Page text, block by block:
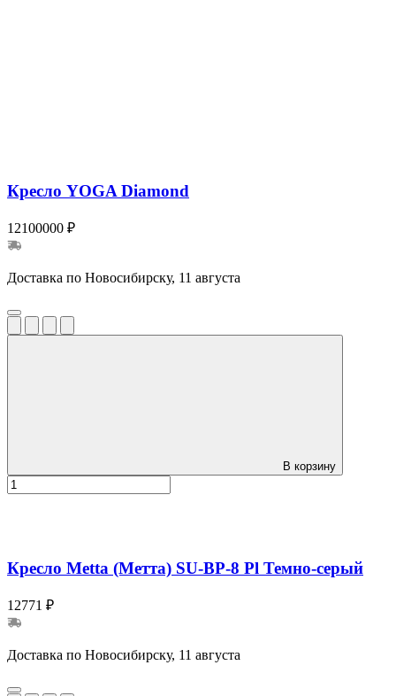
Кресло YOGA Diamond
12100000 ₽
Доставка по Новосибирску, 11 августа
В корзину
Кресло Metta (Метта) SU-BP-8 Pl Темно-серый
12771 ₽
Доставка по Новосибирску, 11 августа